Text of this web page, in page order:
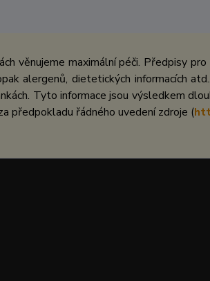
věnujeme maximální péči. Předpisy
alergenů, dietetických informacích
Tyto informace jsou výsledkem
předpokladu řádného uvedení zdroje (